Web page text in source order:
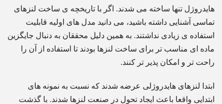
هایدروژل تنها ساخته می شدند. اگر با تاریخچه ی ساخت لنزهای
تماسی آشنایی داشته باشید، می دانید مدل های اولیه قابلیت
استفاده ی زیادی نداشتند. به همین دلیل محققان به دنبال جایگزین
ماده ای مناسب تر برای ساخت لنزها بودند تا استفاده از آن را
راحت تر و امکان پذیر تر کنند.
ابتدا لنزهای هایدروژلی عرضه شدند که نسبت به نمونه های
ابتدایی واقعا باعث ایجاد تحول در صنعت لنزها شدند. با گذشت